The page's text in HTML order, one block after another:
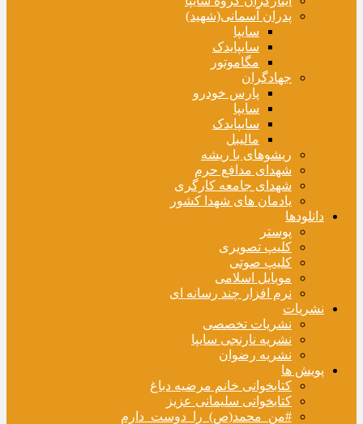
پدران آسمانی(شهید)
سایپا
سایپایدک
مگاموتور
جهادگران
پارس خودرو
سایپا
سایپایدک
مالیبل
ریشوهای با ریشه
شهدای مدافع حرم
شهدای جامعه کارگری
یادمان های شهدا کشور
دانلودها
پوستر
کلیپ تصویری
کلیپ صوتی
موبایل اسلامی
نرم افزار چند رسانه ای
نشریات
نشریات تخصصی
نشریه نارنجی سایپا
نشریه رضوان
پویش ها
کتابخوانی خانم مرضیه دباغ
کتابخوانی سلیمانی عزیز
#من_محمد(ص)_را_دوست_دارم